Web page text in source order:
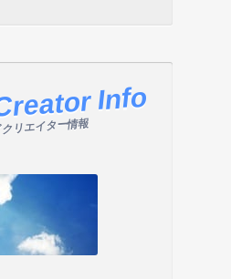
Info
リエイター情報